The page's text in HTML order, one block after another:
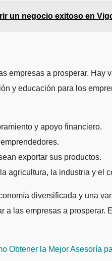
un negocio exitoso en
empresas a prosperar.
y educación para los
y apoyo financiero.
exportar sus productos.
agricultura, la industria y el
diversificada y una
a las empresas a
Obtener la Mejor Asesoría